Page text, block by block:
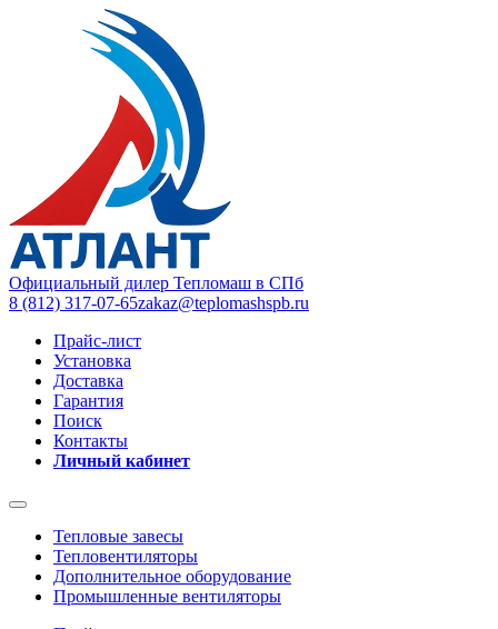
Официальный дилер Тепломаш в СПб
8 (812) 317-07-65zakaz@teplomashspb.ru
Прайс-лист
Установка
Доставка
Гарантия
Поиск
Контакты
Личный кабинет
Тепловые завесы
Тепловентиляторы
Дополнительное оборудование
Промышленные вентиляторы